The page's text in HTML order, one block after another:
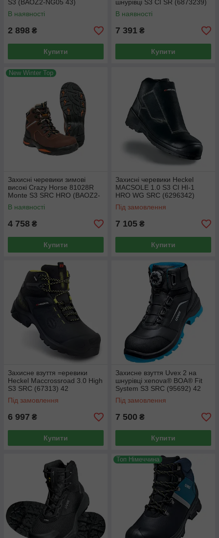
S3 (BAOZ2-NG05 43)
В наявності
2 898 ₴
Купити
шнурівці S3 CI SR (6873239)
В наявності
7 391 ₴
Купити
New Winter Top
Захисні черевики зимові
високі Crazy Horse 81028R
Monte S3 SRC HRO (BAOZ2-
CRAZY6) 42
В наявності
4 758 ₴
Купити
Захисні черевики Heckel
MACSOLE 1.0 S3 CI HI-1
HRO WG SRC (6296342)
Під замовлення
7 105 ₴
Купити
Захисне взуття =еревики
Heckel Maccrossroad 3.0 High
S3 SRC (67313) 42
Під замовлення
6 997 ₴
Купити
Захисне взуття Uvex 2 на
шнурівці xenova® BOA® Fit
System S3 SRC (95692) 42
Під замовлення
7 500 ₴
Купити
Топ Німеччина